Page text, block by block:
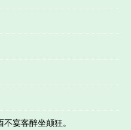
宴客醉坐颠狂。